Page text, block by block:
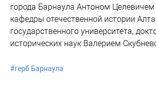
города Барнаула Антоном
кафедры отечественной истории
государственного университета,
исторических наук Валерием
#герб Барнаула